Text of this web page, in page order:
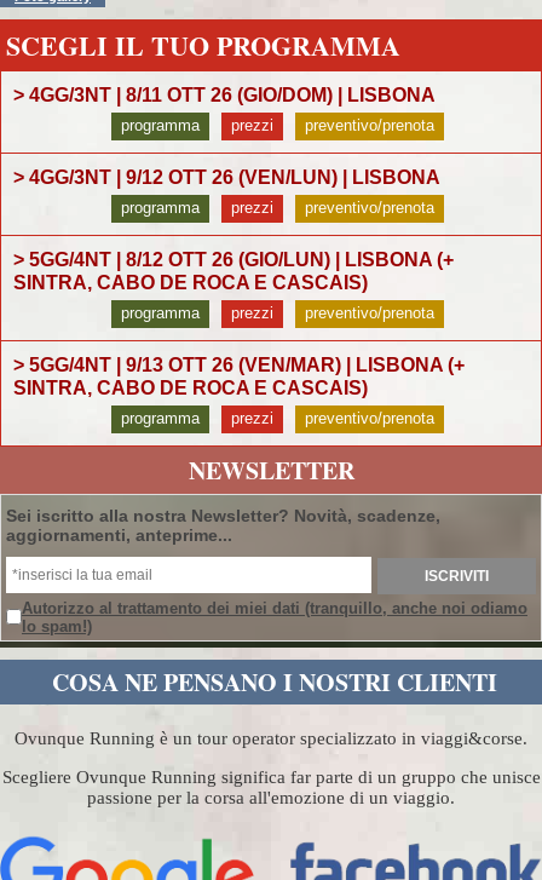
SCEGLI IL TUO PROGRAMMA
> 4GG/3NT | 8/11 OTT 26 (GIO/DOM) | LISBONA
programma prezzi preventivo/prenota
> 4GG/3NT | 9/12 OTT 26 (VEN/LUN) | LISBONA
programma prezzi preventivo/prenota
> 5GG/4NT | 8/12 OTT 26 (GIO/LUN) | LISBONA (+
SINTRA, CABO DE ROCA E CASCAIS)
programma prezzi preventivo/prenota
> 5GG/4NT | 9/13 OTT 26 (VEN/MAR) | LISBONA (+
SINTRA, CABO DE ROCA E CASCAIS)
programma prezzi preventivo/prenota
NEWSLETTER
Sei iscritto alla nostra Newsletter? Novità, scadenze,
aggiornamenti, anteprime...
Autorizzo al trattamento dei miei dati (tranquillo, anche noi odiamo
lo spam!)
COSA NE PENSANO I NOSTRI CLIENTI
Ovunque Running è un tour operator specializzato in viaggi&corse.
Scegliere Ovunque Running significa far parte di un gruppo che unisce
passione per la corsa all'emozione di un viaggio.